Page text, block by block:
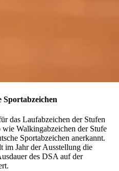
Sportabzeichen
das Laufabzeichen der Stufen
Walkingabzeichen der Stufe
Sportabzeichen anerkannt.
im Jahr der Ausstellung die
des DSA auf der